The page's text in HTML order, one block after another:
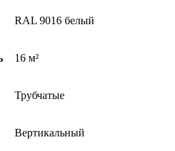
RAL 9016 белый
16 м²
Трубчатые
Вертикальный